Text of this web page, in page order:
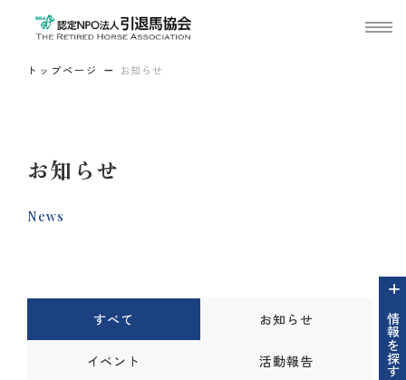
トップページ お知らせ
お知らせ
News
情報を探す
すべて お知らせ
イベント 活動報告